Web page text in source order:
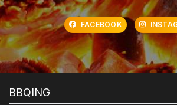
FACEBOOK
BBQING